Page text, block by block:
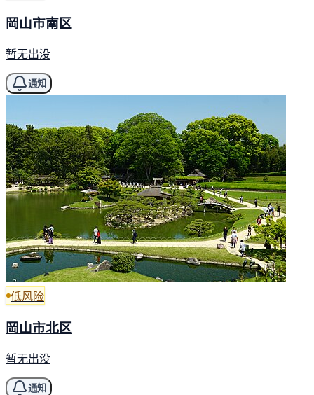
岡山市南区
暂无出没
通知
低风险
岡山市北区
暂无出没
通知